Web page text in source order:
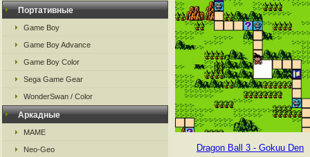
Портативные
Game Boy
Game Boy Advance
Game Boy Color
Sega Game Gear
WonderSwan / Color
Аркадные
MAME
Neo-Geo
Dragon Ball 3 - Gokuu Den